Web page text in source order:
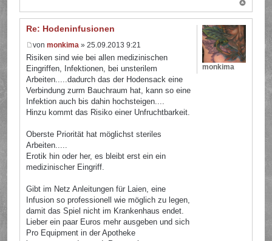
Re: Hodeninfusionen
vonmonkima » 25.09.2013 9:21
Risiken sind wie bei allen medizinischen
Eingriffen, Infektionen, bei unsterilem
Arbeiten.....dadurch das der Hodensack eine
Verbindung zurm Bauchraum hat, kann so eine
Infektion auch bis dahin hochsteigen....
Hinzu kommt das Risiko einer Unfruchtbarkeit.
Oberste Priorität hat möglichst steriles
Arbeiten.....
Erotik hin oder her, es bleibt erst ein ein
medizinischer Eingriff.
Gibt im Netz Anleitungen für Laien, eine
Infusion so professionell wie möglich zu legen,
damit das Spiel nicht im Krankenhaus endet.
Lieber ein paar Euros mehr ausgeben und sich
Pro Equipment in der Apotheke
monkima